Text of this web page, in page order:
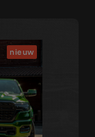
nieuw